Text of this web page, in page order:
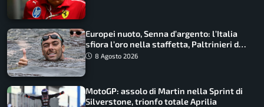
Europei nuoto, Senna d’argento: l’Italia
sfiora l’oro nella staffetta, Paltrinieri da
urlo, il bilancio azzurro
8 Agosto 2026
MotoGP: assolo di Martin nella Sprint di
Silverstone, trionfo totale Aprilia